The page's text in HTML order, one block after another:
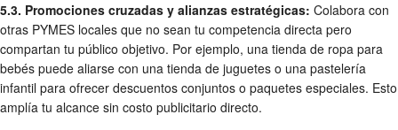
5.3. Promociones cruzadas y alianzas estratégicas: Colabora con
otras PYMES locales que no sean tu competencia directa pero
compartan tu público objetivo. Por ejemplo, una tienda de ropa para
bebés puede aliarse con una tienda de juguetes o una pastelería
infantil para ofrecer descuentos conjuntos o paquetes especiales. Esto
amplía tu alcance sin costo publicitario directo.